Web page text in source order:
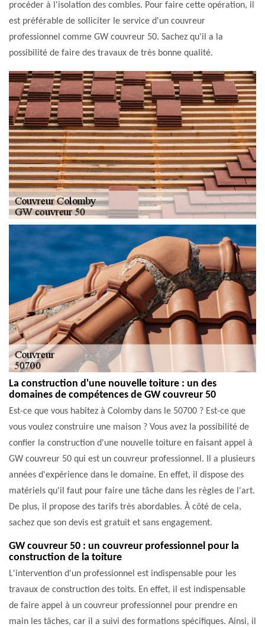
procéder à l'isolation des combles. Pour faire cette opération, il
est préférable de solliciter le service d'un couvreur
professionnel comme GW couvreur 50. Sachez qu'il a la
possibilité de faire des travaux de très bonne qualité.
La construction d'une nouvelle toiture : un des
domaines de compétences de GW couvreur 50
Est-ce que vous habitez à Colomby dans le 50700 ? Est-ce que
vous voulez construire une maison ? Vous avez la possibilité de
confier la construction d'une nouvelle toiture en faisant appel à
GW couvreur 50 qui est un couvreur professionnel. Il a plusieurs
années d'expérience dans le domaine. En effet, il dispose des
matériels qu'il faut pour faire une tâche dans les règles de l'art.
De plus, il propose des tarifs très abordables. À côté de cela,
sachez que son devis est gratuit et sans engagement.
GW couvreur 50 : un couvreur professionnel pour la
construction de la toiture
L'intervention d'un professionnel est indispensable pour les
travaux de construction des toits. En effet, il est indispensable
de faire appel à un couvreur professionnel pour prendre en
main les tâches, car il a suivi des formations spécifiques. Ainsi, il